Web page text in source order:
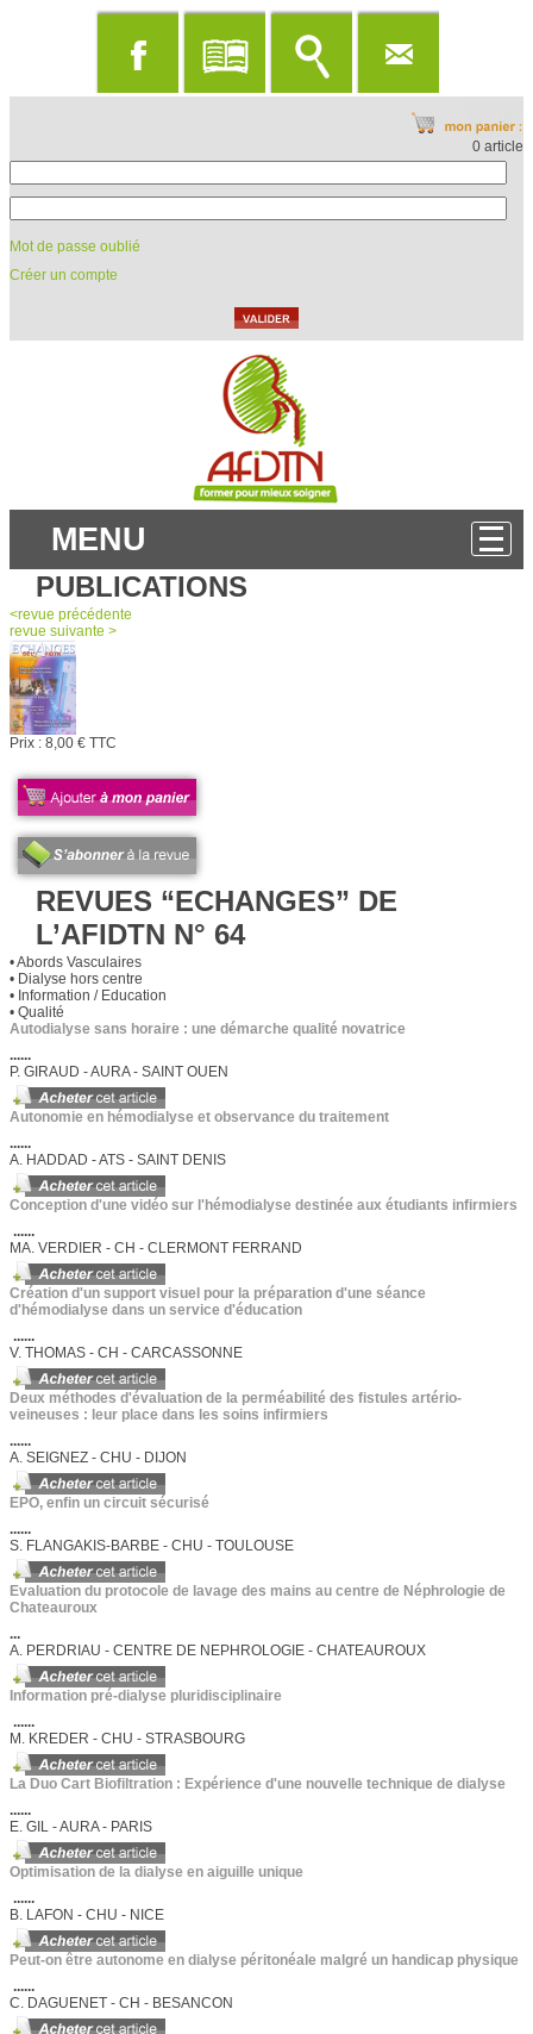
0 article
Mot de passe oublié
Créer un compte
MENU
PUBLICATIONS
<revue précédente
revue suivante >
Prix : 8,00 € TTC
REVUES “ECHANGES” DE
L’AFIDTN N° 64
• Abords Vasculaires
• Dialyse hors centre
• Information / Education
• Qualité
Autodialyse sans horaire : une démarche qualité novatrice
......
P. GIRAUD - AURA - SAINT OUEN
Autonomie en hémodialyse et observance du traitement
......
A. HADDAD - ATS - SAINT DENIS
Conception d'une vidéo sur l'hémodialyse destinée aux étudiants infirmiers
......
MA. VERDIER - CH - CLERMONT FERRAND
Création d'un support visuel pour la préparation d'une séance
d'hémodialyse dans un service d'éducation
......
V. THOMAS - CH - CARCASSONNE
Deux méthodes d'évaluation de la perméabilité des fistules artério-
veineuses : leur place dans les soins infirmiers
......
A. SEIGNEZ - CHU - DIJON
EPO, enfin un circuit sécurisé
......
S. FLANGAKIS-BARBE - CHU - TOULOUSE
Evaluation du protocole de lavage des mains au centre de Néphrologie de
Chateauroux
...
A. PERDRIAU - CENTRE DE NEPHROLOGIE - CHATEAUROUX
Information pré-dialyse pluridisciplinaire
......
M. KREDER - CHU - STRASBOURG
La Duo Cart Biofiltration : Expérience d'une nouvelle technique de dialyse
......
E. GIL - AURA - PARIS
Optimisation de la dialyse en aiguille unique
......
B. LAFON - CHU - NICE
Peut-on être autonome en dialyse péritonéale malgré un handicap physique
......
C. DAGUENET - CH - BESANCON